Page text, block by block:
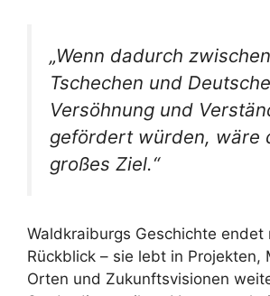
„Wenn dadurch zwischen
Tschechen und
Versöhnung und
gefördert würden, wäre
großes Ziel.“
Waldkraiburgs Geschichte endet
Rückblick – sie lebt in Projekten,
Orten und Zukunftsvisionen